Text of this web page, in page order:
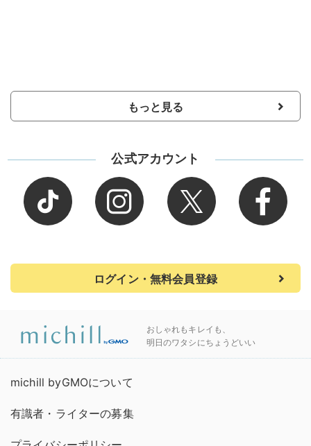
もっと見る
公式アカウント
ログイン・無料会員登録
おしゃれもキレイも、
明日のワタシにちょうどいい
michill byGMOについて
有識者・ライターの募集